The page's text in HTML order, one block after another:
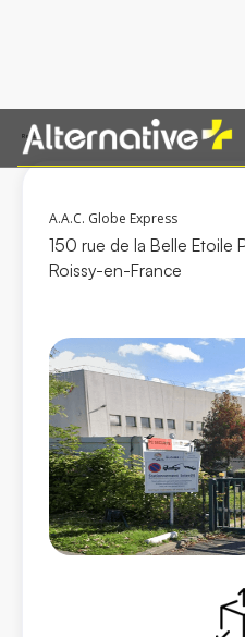
Retour
A.A.C. Globe Express
150 rue de la Belle Etoile
Roissy-en-France